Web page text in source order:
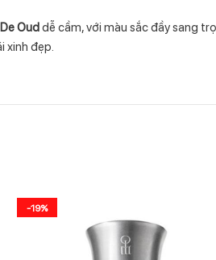
Ouddễ cầm, với màu sắc đầy sang
xinh đẹp.
-19%